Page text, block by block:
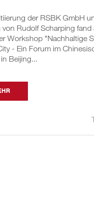
der RSBK GmbH
von Rudolf Scharping fand
Workshop "Nachhaltige
- Ein Forum im
Beijing...